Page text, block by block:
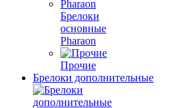
Брелоки
основные
Pharaon
Прочие
Брелоки дополнительные